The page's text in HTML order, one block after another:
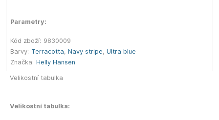
Parametry:
Kód zboží: 9830009
Barvy: Terracotta, Navy stripe, Ultra blue
Značka: Helly Hansen
Velikostní tabulka
Velikostní tabulka: